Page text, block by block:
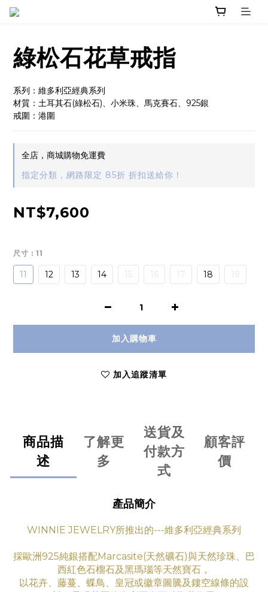
綠松石花草戒指
系列：維多利亞經典系列
材質：土耳其石(綠松石)、小米珠、馬克賽石、925銀
戒圍：港圍
全店，商城購物免運費
指定分類，網路限定 85折 折扣送給你！
NT$7,600
尺寸 : 11
11 12 13 14 15 16 17 18 19
加入購物車
加入追蹤清單
商品描
述
了解更
多
送貨及
付款方
式
顧客評
價
產品簡介
WINNIE JEWELRY所推出的---維多利亞經典系列
採歐洲925純銀搭配Marcasite(天然礦石)與天然珍珠、巴
西紅色石榴石及黑瑪瑙等天然寶石，
以花卉、藤蔓、蝶鳥、皇冠或徽章圖騰及鏤空線條的設